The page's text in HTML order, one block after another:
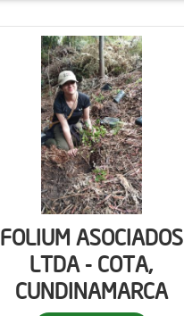
FOLIUM ASOCIADOS
LTDA - COTA,
CUNDINAMARCA